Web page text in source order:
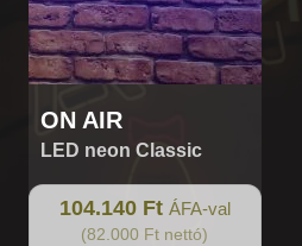
ON AIR
LED neon Classic
104.140 Ft ÁFA-val
(82.000 Ft nettó)